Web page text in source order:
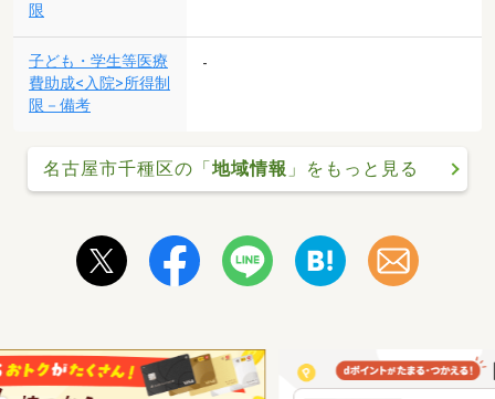
限
子ども・学生等医療
費助成<入院>所得制
限－備考
-
名古屋市千種区の「地域情報 」をもっと見る